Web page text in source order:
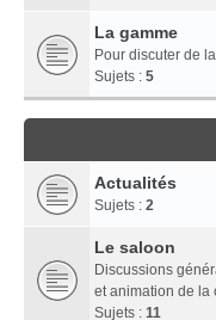
La gamme
Pour discuter de
Sujets : 5
Actualités
Sujets : 2
Le saloon
Discussions
et animation de la
Sujets : 11